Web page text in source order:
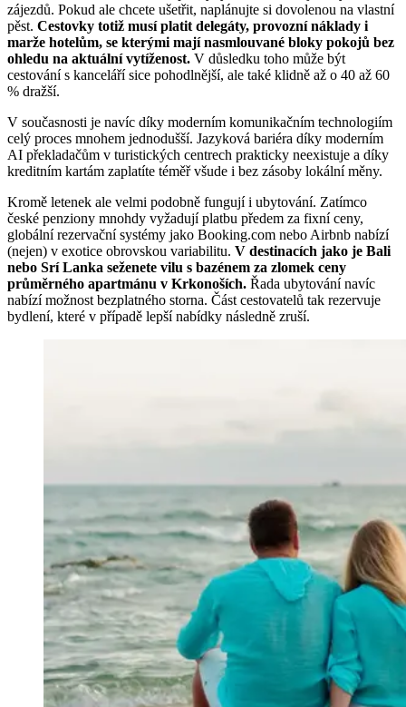
zájezdů. Pokud ale chcete ušetřit, naplánujte si dovolenou na vlastní
pěst. Cestovky totiž musí platit delegáty, provozní náklady i
marže hotelům, se kterými mají nasmlouvané bloky pokojů bez
ohledu na aktuální vytíženost. V důsledku toho může být
cestování s kanceláří sice pohodlnější, ale také klidně až o 40 až 60
% dražší.
V současnosti je navíc díky moderním komunikačním technologiím
celý proces mnohem jednodušší. Jazyková bariéra díky moderním
AI překladačům v turistických centrech prakticky neexistuje a díky
kreditním kartám zaplatíte téměř všude i bez zásoby lokální měny.
Kromě letenek ale velmi podobně fungují i ubytování. Zatímco
české penziony mnohdy vyžadují platbu předem za fixní ceny,
globální rezervační systémy jako Booking.com nebo Airbnb nabízí
(nejen) v exotice obrovskou variabilitu. V destinacích jako je Bali
nebo Srí Lanka seženete vilu s bazénem za zlomek ceny
průměrného apartmánu v Krkonoších. Řada ubytování navíc
nabízí možnost bezplatného storna. Část cestovatelů tak rezervuje
bydlení, které v případě lepší nabídky následně zruší.